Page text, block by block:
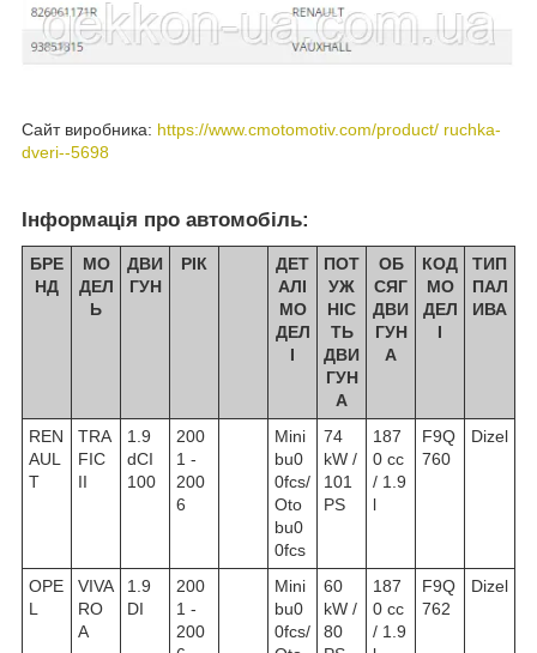
Сайт виробника: https://www.cmotomotiv.com/product/ ruchka-
dveri--5698
Інформація про автомобіль:
БРЕ
НД
МО
ДЕЛ
Ь
ДВИ
ГУН
РІК
ДЕТ
АЛІ
МО
ДЕЛ
І
ПОТ
УЖ
НІС
ТЬ
ДВИ
ГУН
А
ОБ
СЯГ
ДВИ
ГУН
А
КОД
МО
ДЕЛ
І
ТИП
ПАЛ
ИВА
REN
AUL
T
TRA
FIC
II
1.9
dCI
100
200
1 -
200
6
Mini
bu0
0fcs/
Oto
bu0
0fcs
74
kW /
101
PS
187
0 cc
/ 1.9
l
F9Q
760
Dizel
OPE
L
VIVA
RO
A
1.9
DI
200
1 -
200
Mini
bu0
0fcs/
60
kW /
80
187
0 cc
/ 1.9
F9Q
762
Dizel